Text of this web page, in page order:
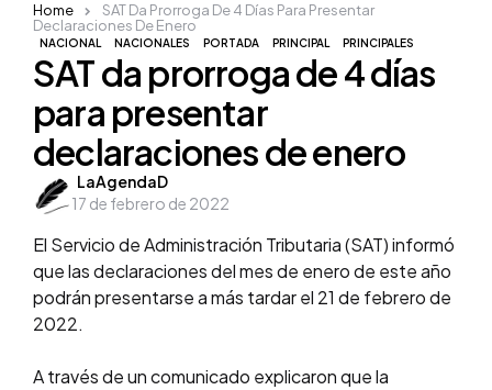
NACIONAL NACIONALES PORTADA PRINCIPAL PRINCIPALES
SAT da prorroga de 4 días
para presentar
declaraciones de enero
Posted
by
LaAgendaD
17 de febrero de 2022
Home
SAT Da Prorroga De 4 Días Para Presentar
Declaraciones De Enero
El Servicio de Administración Tributaria (SAT) informó
que las declaraciones del mes de enero de este año
podrán presentarse a más tardar el 21 de febrero de
2022.
A través de un comunicado explicaron que la